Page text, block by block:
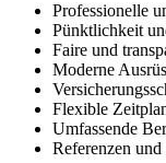
Professionelle
Pünktlichkeit
Faire und
Moderne
Flexible
Umfassende
Referenzen